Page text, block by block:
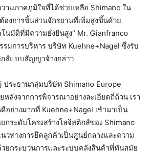
ามภาคภูมิใจที่ได้ช่วยเหลือ Shimano ใน
องการชิ้นส่วนจักรยานที่เพิ่มสูงขึ้นด้วย
นมัติที่มีความยั่งยืนสูง” Mr. Gianfranco
มการบริหาร บริษัท Kuehne+Nagel ซึ่งรับ
ส์แบบสัญญาจ้างกล่าว
ประธานกลุ่มบริษัท Shimano Europe
หลังจากการพิจารณาอย่างละเอียดถี่ถ้วน เรา
อย่างมากที่ Kuehne+Nagel เข้ามาเป็น
กระดับโครงสร้างโลจิสติกส์ของ Shimano
วทางการยึดลูกค้าเป็นศูนย์กลางและความ
ยกระบวนการและระบบคลังสินค้าที่ทันสมัย